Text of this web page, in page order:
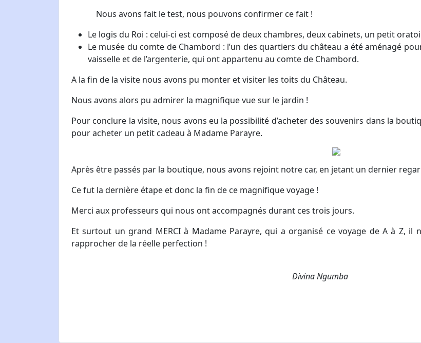
Nous avons fait le test, nous pouvons confirmer ce fait !
Le logis du Roi : celui-ci est composé de deux chambres, deux cabinets, un petit
Le musée du comte de Chambord : l’un des quartiers du château a été aménagé
vaisselle et de l’argenterie, qui ont appartenu au comte de Chambord.
A la fin de la visite nous avons pu monter et visiter les toits du Château.
Nous avons alors pu admirer la magnifique vue sur le jardin !
Pour conclure la visite, nous avons eu la possibilité d’acheter des souvenirs dans la
pour acheter un petit cadeau à Madame Parayre.
Après être passés par la boutique, nous avons rejoint notre car, en jetant un dernier
Ce fut la dernière étape et donc la fin de ce magnifique voyage !
Merci aux professeurs qui nous ont accompagnés durant ces trois jours.
Et surtout un grand MERCI à Madame Parayre, qui a organisé ce voyage de A à Z, il
rapprocher de la réelle perfection !
Divina Ngumba